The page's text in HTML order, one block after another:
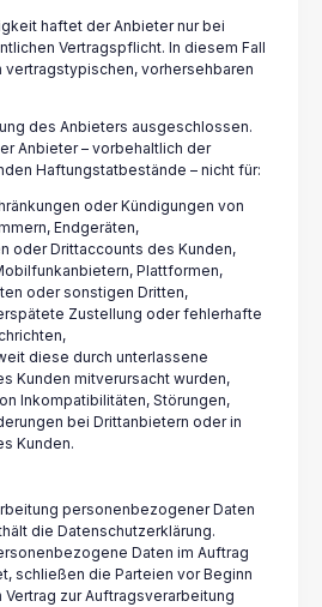
haftet der Anbieter nur bei
Vertragspflicht. In diesem Fall
vorhersehbaren
des Anbieters ausgeschlossen.
Anbieter – vorbehaltlich der
Haftungstatbestände – nicht für:
oder Kündigungen von
Endgeräten,
oder Drittaccounts des Kunden,
Plattformen,
oder sonstigen Dritten,
Zustellung oder fehlerhafte
diese durch unterlassene
Kunden mitverursacht wurden,
Inkompatibilitäten, Störungen,
bei Drittanbietern oder in
Kunden.
personenbezogener Daten
die Datenschutzerklärung.
Daten im Auftrag
schließen die Parteien vor Beginn
zur Auftragsverarbeitung